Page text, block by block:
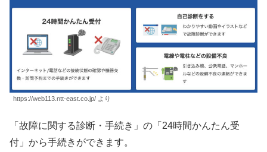
https://web113.ntt-east.co.jp/ より
「故障に関する診断・手続き」の「24時間かんたん受
付」から手続きができます。